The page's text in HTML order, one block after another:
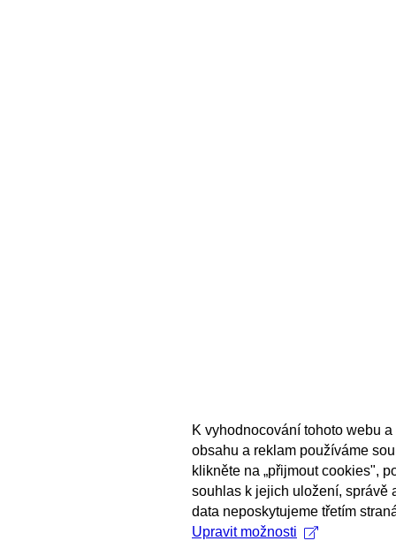
K vyhodnocování tohoto webu
obsahu a reklam používáme
klikněte na „přijmout cookies",
souhlas k jejich uložení, správě
data neposkytujeme třetím
Upravit možnosti